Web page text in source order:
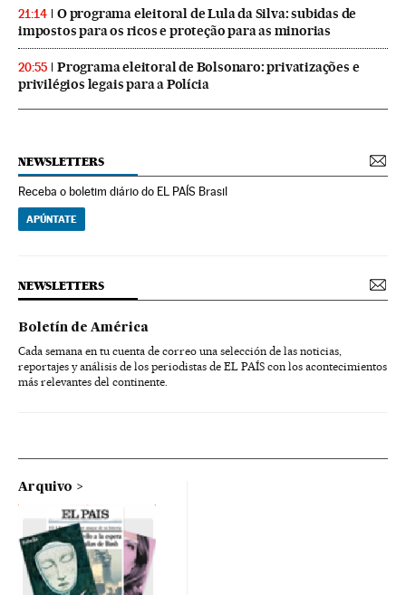
21:14
O programa eleitoral de Lula da Silva: subidas de
impostos para os ricos e proteção para as minorias
20:55
Programa eleitoral de Bolsonaro: privatizações e
privilégios legais para a Polícia
NEWSLETTERS
Receba o boletim diário do EL PAÍS Brasil
APÚNTATE
NEWSLETTERS
Boletín de América
Cada semana en tu cuenta de correo una selección de las noticias,
reportajes y análisis de los periodistas de EL PAÍS con los acontecimientos
más relevantes del continente.
Arquivo